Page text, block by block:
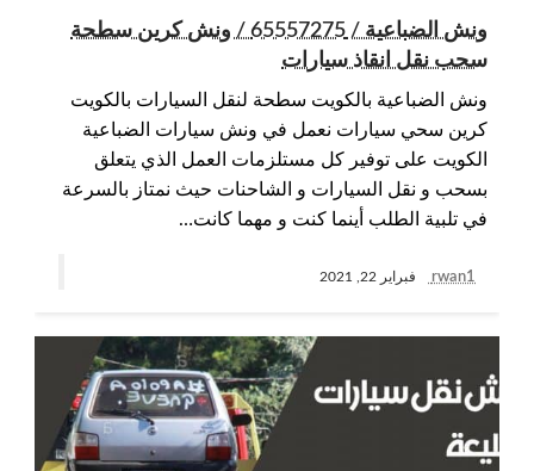
ونش الضباعية / 65557275 / ونش كرين سطحة
سحب نقل انقاذ سيارات
ونش الضباعية بالكويت سطحة لنقل السيارات بالكويت
كرين سحي سيارات نعمل في ونش سيارات الضباعية
الكويت على توفير كل مستلزمات العمل الذي يتعلق
بسحب و نقل السيارات و الشاحنات حيث نمتاز بالسرعة
في تلبية الطلب أينما كنت و مهما كانت…
rwan1 فبراير 22, 2021